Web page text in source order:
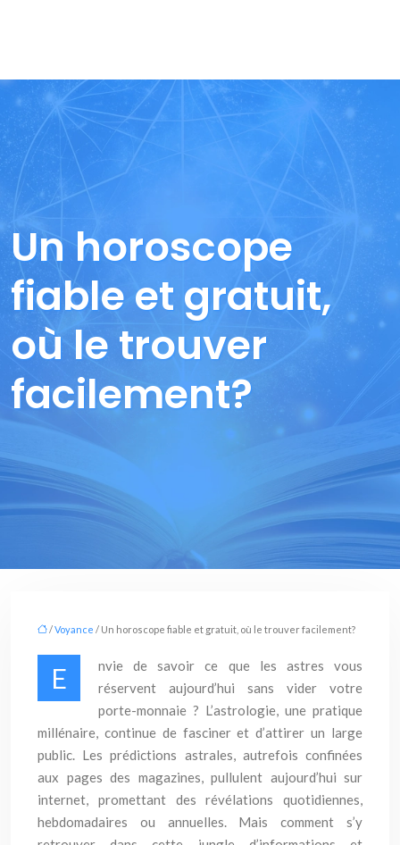
Un horoscope
fiable et gratuit,
où le trouver
facilement?
/Voyance / Un horoscope fiable et gratuit, où le trouver facilement?
E
nvie de savoir ce que les astres vous
réservent aujourd’hui sans vider votre
porte-monnaie ? L’astrologie, une pratique
millénaire, continue de fasciner et d’attirer un large
public. Les prédictions astrales, autrefois confinées
aux pages des magazines, pullulent aujourd’hui sur
internet, promettant des révélations quotidiennes,
hebdomadaires ou annuelles. Mais comment s’y